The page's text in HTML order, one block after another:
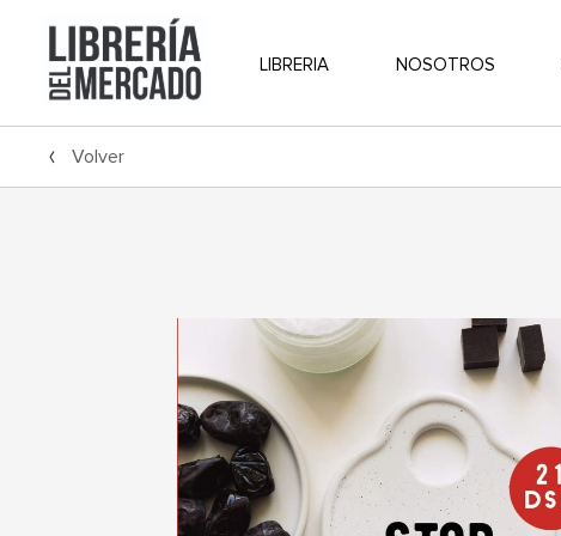
LIBRERIA NOSOTROS
Volver